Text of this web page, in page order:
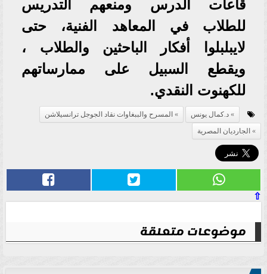
قاعات الدرس ومنعهم التدريس
للطلاب في المعاهد الفنية، حتى
لايبلبلوا أفكار الباحثين والطلاب ،
ويقطع السبيل على ممارساتهم
للكهنوت النقدي.
د.كمال يونس
المسرح والببغاوات نقاد الجوجل ترانسيلاشن
الجارديان المصرية
⇧
موضوعات متعلقة